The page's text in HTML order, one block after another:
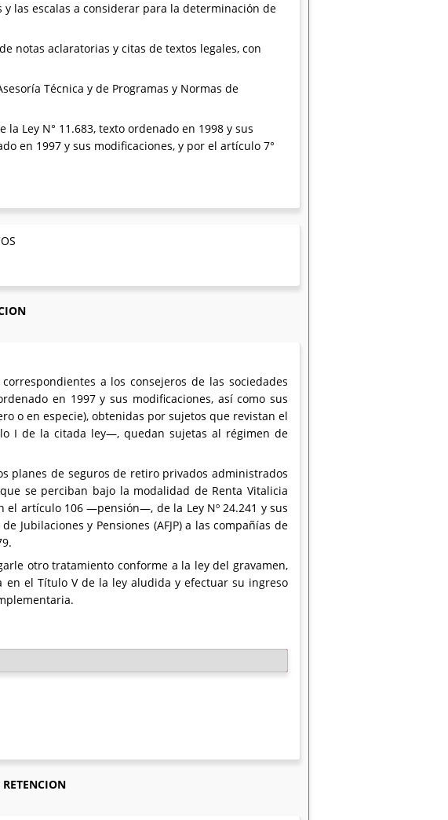
las escalas a considerar para la determinación de
notas aclaratorias y citas de textos legales, con
Técnica y de Programas y Normas de
Ley N° 11.683, texto ordenado en 1998 y sus
en 1997 y sus modificaciones, y por el artículo 7°
a los consejeros de las sociedades
en 1997 y sus modificaciones, así como sus
o en especie), obtenidas por sujetos que revistan el
I de la citada ley—, quedan sujetas al régimen de
planes de seguros de retiro privados administrados
se perciban bajo la modalidad de Renta Vitalicia
artículo 106 —pensión—, de la Ley Nº 24.241 y sus
Jubilaciones y Pensiones (AFJP) a las compañías de
otro tratamiento conforme a la ley del gravamen,
el Título V de la ley aludida y efectuar su ingreso